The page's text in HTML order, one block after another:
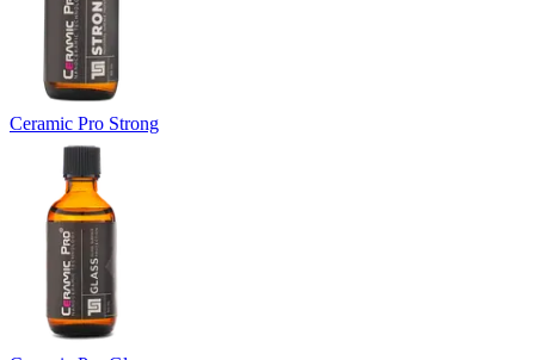
Ceramic Pro Strong